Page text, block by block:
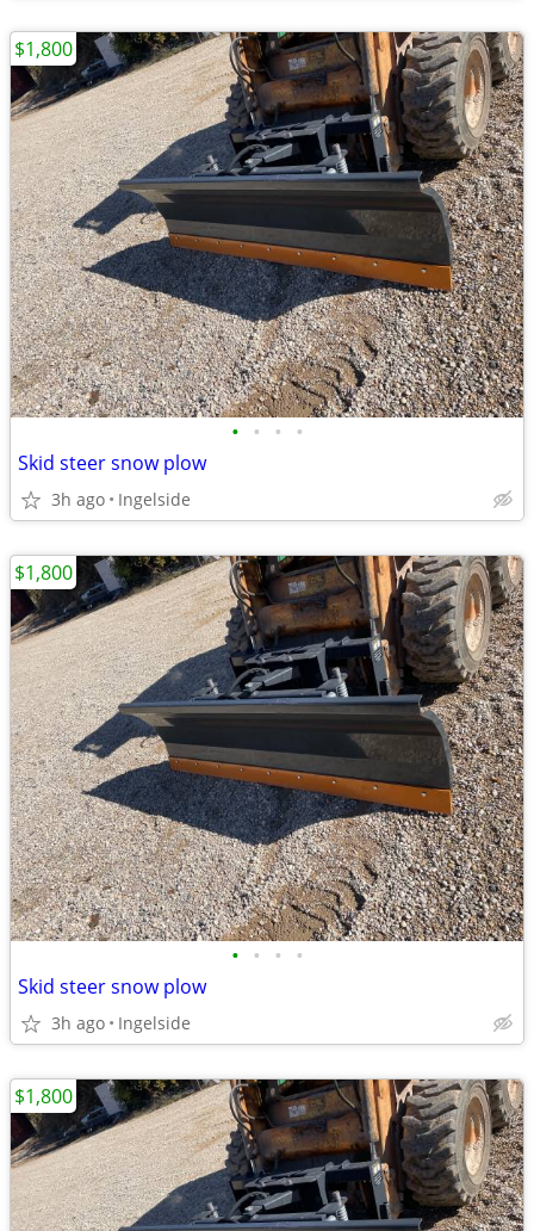
• • • •
Skid steer snow plow
3h ago Ingelside
$1,800
• • • •
Skid steer snow plow
3h ago Ingelside
$1,800
$1,800